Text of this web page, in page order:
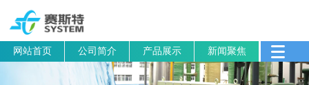
网站首页 公司简介 产品展示 新闻聚焦